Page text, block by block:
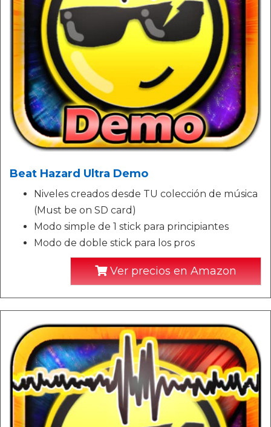
Beat Hazard Ultra Demo
Niveles creados desde TU colección de música
(Must be on SD card)
Modo simple de 1 stick para principiantes
Modo de doble stick para los pros
Ver precios en Amazon